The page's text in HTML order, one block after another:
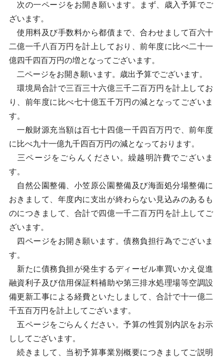
次の一ページをお開き願います。まず、歳入予算でご
ざいます。
使用料及び手数料から都債まで、合わせまして百六十
二億一千八百万円を計上しており、前年度に比べ二十一
億四千四百万円の増となってございます。
二ページをお開き願います。歳出予算でございます。
環境局合計で三百三十六億三千二百万円を計上してお
り、前年度に比べ七十億五千万円の減となってございま
す。
一般財源充当額は百七十四億一千四百万円で、前年度
に比べ九十一億九千四百万円の減となっております。
三ページをごらんください。繰越明許費でございま
す。
自然公園整備、小笠原公園整備及び海面処分場整備に
おきまして、年度内に支出が終わらない見込みのあるも
のにつきまして、合計で四億一千二百万円を計上してご
ざいます。
四ページをお開き願います。債務負担行為でございま
す。
新たに債務負担が発生するディーゼル車買いかえ促進
融資利子及び信用保証料補助や第三排水処理場等空調設
備更新工事による経費といたしまして、合計で十一億二
千五百万円を計上してございます。
五ページをごらんください。予算の性質別内訳をお示
ししてございます。
続きまして、当初予算事業別概要につきましてご説明